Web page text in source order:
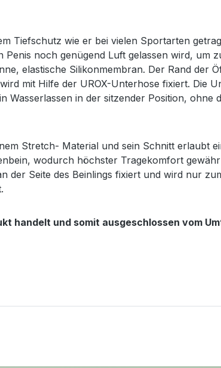
Tiefschutz wie er bei vielen Sportarten
noch genügend Luft gelassen wird, um
elastische Silikonmembran. Der Rand der
mit Hilfe der UROX-Unterhose fixiert. Die
Wasserlassen in der sitzender Position,
Stretch- Material und sein Schnitt erlaubt
wodurch höchster Tragekomfort
der Seite des Beinlings fixiert und wird nur
handelt und somit ausgeschlossen vom